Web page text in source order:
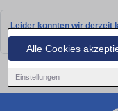
Alle Cookies
Einstellungen
Leider konnten wir derzeit
bald wieder vorbei!